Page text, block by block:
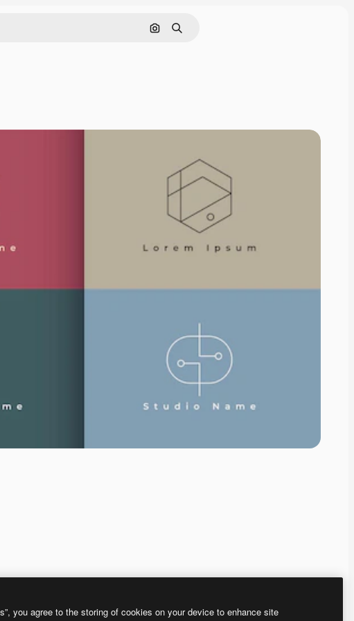
Поиск по изображению
Поиск
you agree to the storing of cookies on your device to enhance site